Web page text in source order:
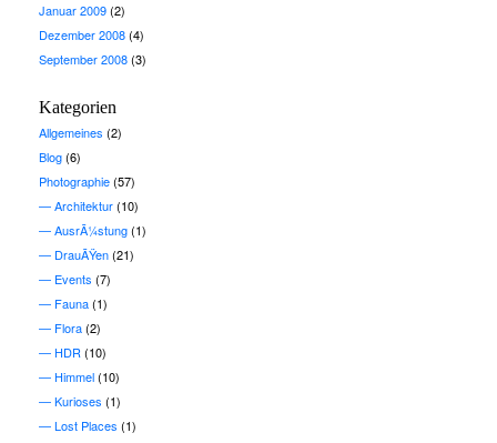
Januar 2009(2)
Dezember 2008(4)
September 2008(3)
Kategorien
Allgemeines (2)
Blog(6)
Photographie(57)
Architektur(10)
AusrÃ¼stung(1)
DrauÃŸen(21)
Events (7)
Fauna(1)
Flora(2)
HDR (10)
Himmel(10)
Kurioses (1)
Lost Places (1)